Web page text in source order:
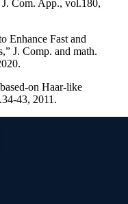
Com. App., vol.180,
Enhance Fast and
J. Comp. and math.
on Haar-like
43, 2011.